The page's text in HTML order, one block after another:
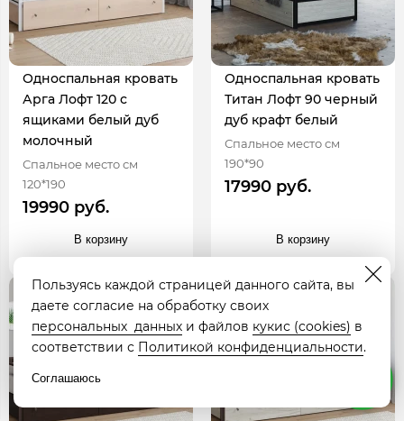
Односпальная кровать
Арга Лофт 120 с
ящиками белый дуб
молочный
Спальное место см
120*190
19990 руб.
В корзину
Односпальная кровать
Титан Лофт 90 черный
дуб крафт белый
Спальное место см
190*90
17990 руб.
В корзину
Пользуясь каждой страницей данного сайта, вы
даете согласие на обработку своих
персональных данных и файлов кукис (cookies) в
соответствии с Политикой конфиденциальности.
Соглашаюсь